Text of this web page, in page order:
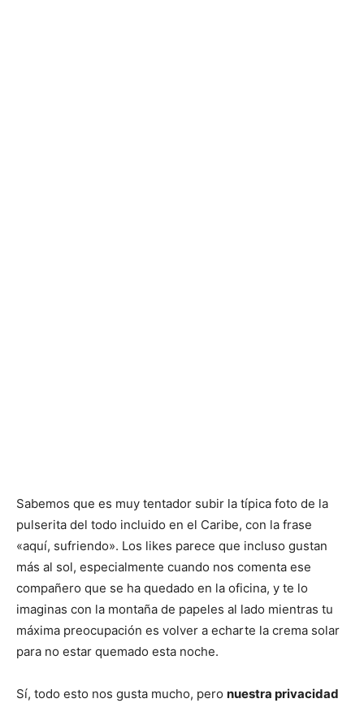
Sabemos que es muy tentador subir la típica foto de la
pulserita del todo incluido en el Caribe, con la frase
«aquí, sufriendo». Los likes parece que incluso gustan
más al sol, especialmente cuando nos comenta ese
compañero que se ha quedado en la oficina, y te lo
imaginas con la montaña de papeles al lado mientras tu
máxima preocupación es volver a echarte la crema solar
para no estar quemado esta noche.
Sí, todo esto nos gusta mucho, pero nuestra privacidad